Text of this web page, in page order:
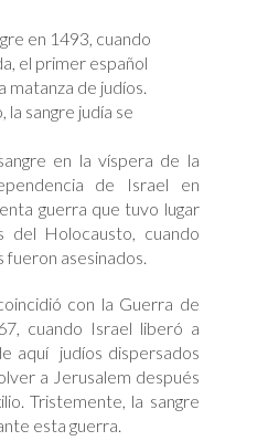
en 1493, cuando
el primer español
matanza de judíos.
la sangre judía se
en la víspera de la
de Israel en
guerra que tuvo lugar
del Holocausto, cuando
fueron asesinados.
con la Guerra de
cuando Israel liberó a
aquí judíos dispersados
a Jerusalem después
Tristemente, la sangre
esta guerra.